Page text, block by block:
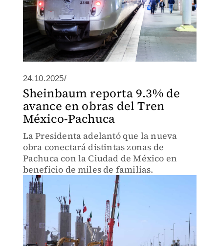
24.10.2025/
Sheinbaum reporta 9.3% de
avance en obras del Tren
México-Pachuca
La Presidenta adelantó que la nueva
obra conectará distintas zonas de
Pachuca con la Ciudad de México en
beneficio de miles de familias.